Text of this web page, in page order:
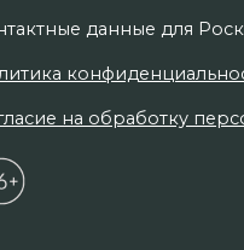
данные для
на обработку